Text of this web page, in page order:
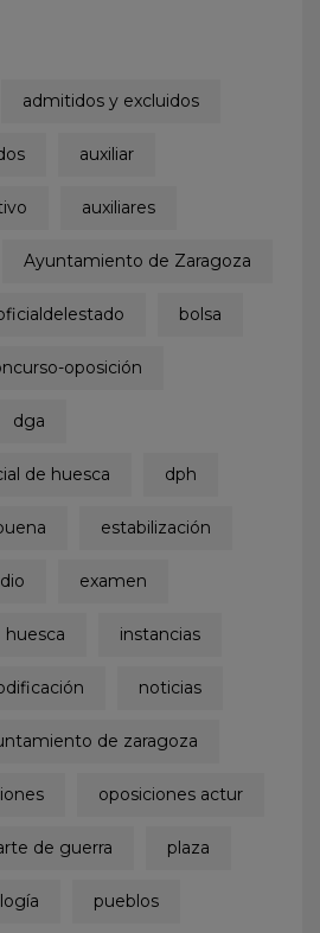
admitidos y excluidos
auxiliar
auxiliares
Ayuntamiento de Zaragoza
bolsa
oposición
dga
de huesca dph
estabilización
examen
huesca instancias
noticias
de zaragoza
oposiciones actur
de guerra plaza
pueblos